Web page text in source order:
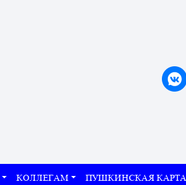
КОЛЛЕГАМ ПУШКИНСКАЯ КАРТА